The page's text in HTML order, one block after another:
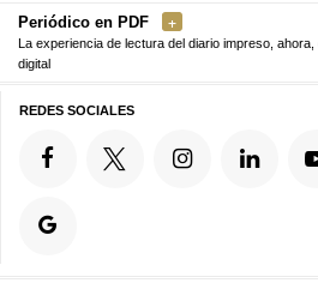
Periódico en PDF
La experiencia de lectura del diario impreso, ahora,
digital
REDES SOCIALES